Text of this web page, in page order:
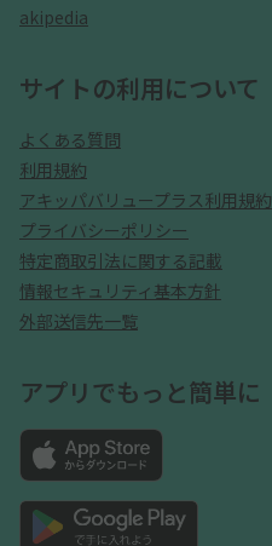
akipedia
サイトの利用について
よくある質問
利用規約
アキッパバリュープラス利用規約
プライバシーポリシー
特定商取引法に関する記載
情報セキュリティ基本方針
外部送信先一覧
アプリでもっと簡単に